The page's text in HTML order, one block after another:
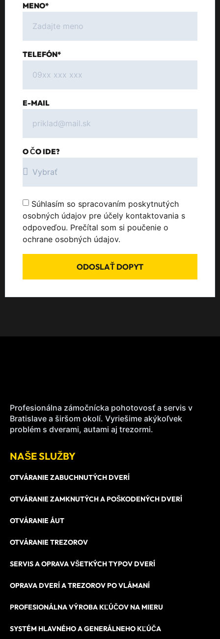
MENO*
TELEFÓN*
E-MAIL
O ČO IDE?
Súhlasím so spracovaním poskytnutých
osobných údajov pre účely kontaktovania s
odpoveďou. Prečítal som si poučenie o
ochrane osobných údajov.
ODOSLAŤ DOPYT
Profesionálna zámočnícka pohotovosť a servis v
Bratislave a širšom okolí. Vyriešime akýkoľvek
problém s dverami, autami aj trezormi.
NAŠE SLUŽBY
OTVÁRANIE ZABUCHNUTÝCH DVERÍ
OTVÁRANIE ZAMKNUTÝCH A POŠKODENÝCH DVERÍ
OTVÁRANIE ÁUT
OTVÁRANIE TREZOROV
SERVIS A OPRAVA VŠETKÝCH TYPOV DVERÍ
OPRAVA DVERÍ A TREZOROV PO VLÁMANÍ
PROFESIONÁLNA VÝROBA KĽÚČOV NA MIERU
SYSTÉM HLAVNÉHO A GENERÁLNEHO KĽÚČA